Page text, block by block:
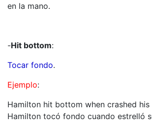
en la mano.
-Hit bottom:
Tocar fondo.
Ejemplo:
Hamilton hit bottom when crashed
Hamilton tocó fondo cuando estrelló